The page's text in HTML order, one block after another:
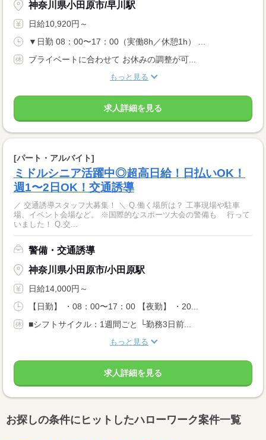
神奈川県小田原市/早川駅
日給10,920円～
▼日勤 08：00〜17：00（実働8h／休憩1h） ...
プライベートに合わせて お休みの調整が可...
もっと見る
求人詳細を見る
[パート・アルバイト]
ミドルシニア活躍中◎超高日給！日払いOK！
週1〜2日OK！交通誘導
／ 交通誘導スタッフ大募集！ ＼ Q.働く場所は？ 工事現場や駐車
場、イベント会場など。 ※国際的なスポーツ大会の警備も 行って
いました！ Q.交...
警備・交通誘導
神奈川県小田原市/小田原駅
日給14,000円～
【日勤】 ・08：00〜17：00 【夜勤】 ・20...
■シフトサイクル：1週間ごと └勤務3日前...
もっと見る
求人詳細を見る
お探しの条件にヒットしたハローワーク案件一覧